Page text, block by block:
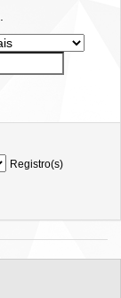
Registro(s)